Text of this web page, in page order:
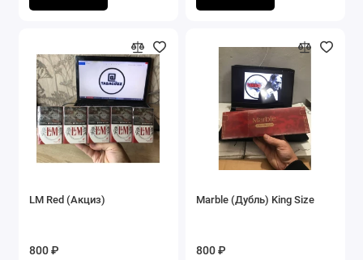
LM Red (Акциз)
800 ₽
Marble (Дубль) King Size
800 ₽